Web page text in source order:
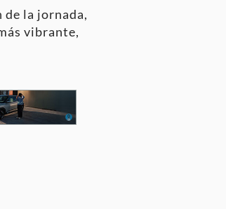
la jornada,
vibrante,